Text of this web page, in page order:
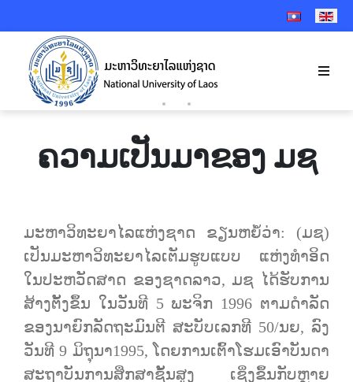
SELECT YOUR
ຄວາມເປັນມາຂອງ ມຊ
ມະຫາວິທະຍາໄລແຫ່ງຊາດ ຂຽນຫຍໍ້ວ່າ: (ມຊ)
ເປັນມະຫາວິທະຍາໄລເຕັມຮູບແບບ ແຫ່ງທໍາອິດ
ໃນປະຫວັດສາດ ຂອງຊາດລາວ, ມຊ ໄດ້ຮັບການ
ສ້າງຕັ້ງຂຶ້ນ ໃນວັນທີ 5 ພະຈິກ 1996 ຕາມດໍາລັດ
ຂອງນາຍົກລັດຖະມົນຕີ ສະບັບເລກທີ 50/ນຍ, ລົງ
ວັນທີ 9 ມິຖຸນາ1995, ໂດຍການເຕົ້າໂຮມເອົາບັນດາ
ສະຖາບັນການສຶກສາຊັ້ນສູງ ເຊິ່ງຂຶ້ນກັບຫຼາຍ